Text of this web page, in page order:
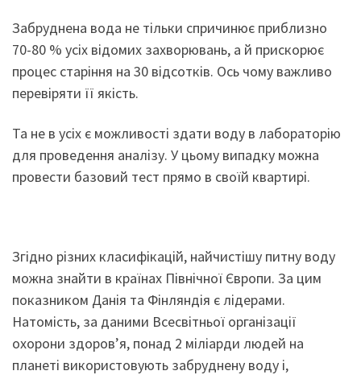
Забруднена вода не тільки спричинює приблизно
70-80 % усіх відомих захворювань, а й прискорює
процес старіння на 30 відсотків. Ось чому важливо
перевіряти її якість.
Та не в усіх є можливості здати воду в лабораторію
для проведення аналізу. У цьому випадку можна
провести базовий тест прямо в своїй квартирі.
Згідно різних класифікацій, найчистішу питну воду
можна знайти в країнах Північної Європи. За цим
показником Данія та Фінляндія є лідерами.
Натомість, за даними Всесвітньої організації
охорони здоров’я, понад 2 міліарди людей на
планеті використовують забруднену воду і,